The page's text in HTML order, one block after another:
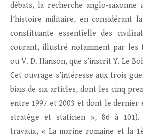
débats, la recherche
l’histoire militaire, en considérant
constituante essentielle des
courant, illustré notamment par les
ou V. D. Hanson, que s’inscrit Y. Le
Cet ouvrage s’intéresse aux trois
biais de six articles, dont les cinq
entre 1997 et 2003 et dont le dernier
stratège et staticien », 86 à
travaux, « La marine romaine et la